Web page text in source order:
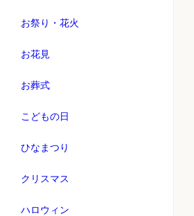
お祭り・花火
お花見
お葬式
こどもの日
ひなまつり
クリスマス
ハロウィン